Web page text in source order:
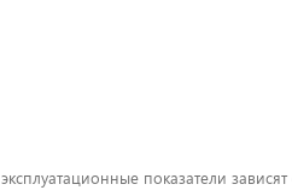
показатели